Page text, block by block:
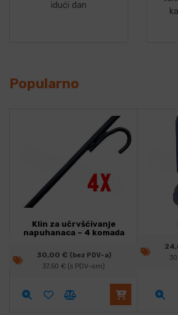
idući dan
Popularno
Klin za učrvšćivanje
napuhanaca – 4 komada
30,00 € (bez PDV-a)
37,50 € (s PDV-om)